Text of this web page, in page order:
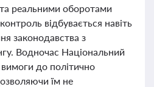
реальними оборотами
відбувається навіть
законодавства з
Водночас Національний
до політично
їм не